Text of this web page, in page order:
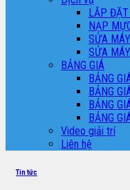
LẮP ĐẶT
NẠP
SỬA
SỬA
BẢNG GIÁ
BẢNG
BẢNG
BẢNG
BẢNG
Video giải trí
Liên hệ
Tin tức